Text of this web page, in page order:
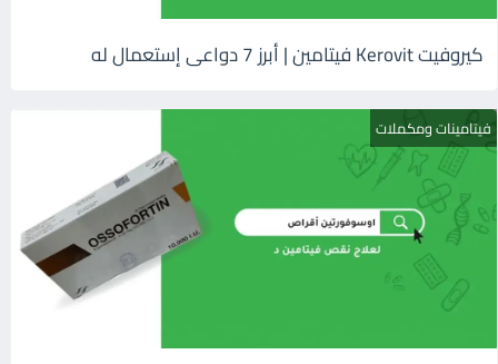
كيروفيت Kerovit فيتامين | أبرز 7 دواعى إستعمال له
فيتامينات ومكملات